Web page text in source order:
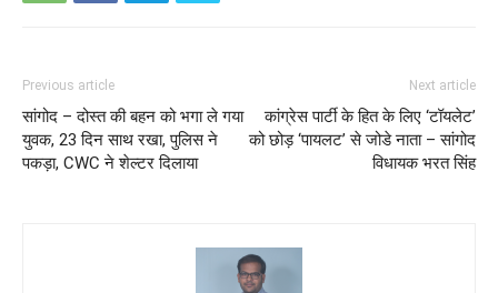
Previous article
सांगोद – दोस्त की बहन को भगा ले गया
युवक, 23 दिन साथ रखा, पुलिस ने
पकड़ा, CWC ने शेल्टर दिलाया
Next article
कांग्रेस पार्टी के हित के लिए ‘टॉयलेट’
को छोड़ ‘पायलट’ से जोडे नाता – सांगोद
विधायक भरत सिंह